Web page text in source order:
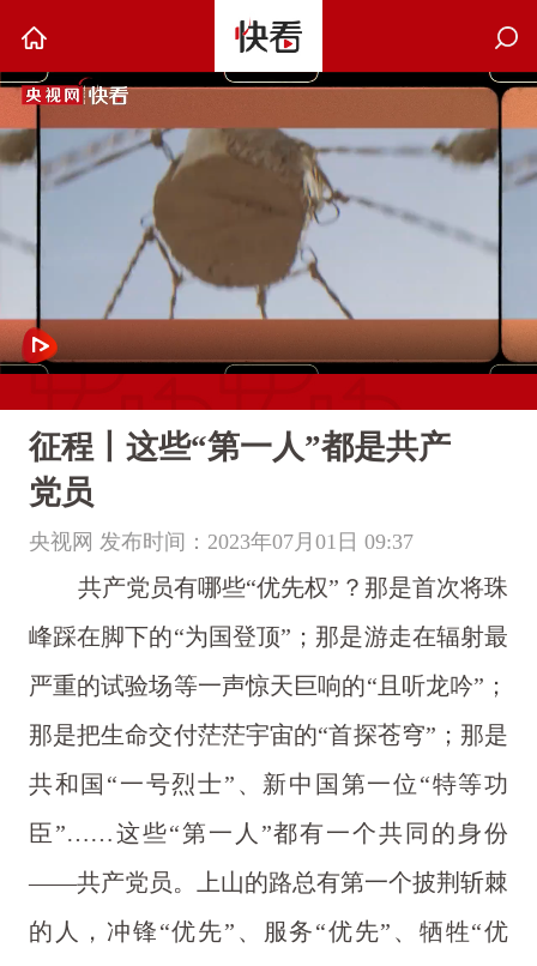
征程丨这些“第一人”都是共产
党员
央视网 发布时间：2023年07月01日 09:37
共产党员有哪些“优先权”？那是首次将珠
峰踩在脚下的“为国登顶”；那是游走在辐射最
严重的试验场等一声惊天巨响的“且听龙吟”；
那是把生命交付茫茫宇宙的“首探苍穹”；那是
共和国“一号烈士”、新中国第一位“特等功
臣”……这些“第一人”都有一个共同的身份
——共产党员。上山的路总有第一个披荆斩棘
的人，冲锋“优先”、服务“优先”、牺牲“优